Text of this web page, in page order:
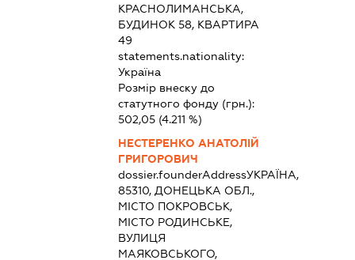
КРАСНОЛИМАНСЬКА,
БУДИНОК 58, КВАРТИРА
49
statements.nationality:
Україна
Розмір внеску до
статутного фонду (грн.):
502,05(4.211 %)
НЕСТЕРЕНКО АНАТОЛІЙ
ГРИГОРОВИЧ
dossier.founderAddressУКРАЇНА,
85310, ДОНЕЦЬКА ОБЛ.,
МІСТО ПОКРОВСЬК,
МІСТО РОДИНСЬКЕ,
ВУЛИЦЯ
МАЯКОВСЬКОГО,